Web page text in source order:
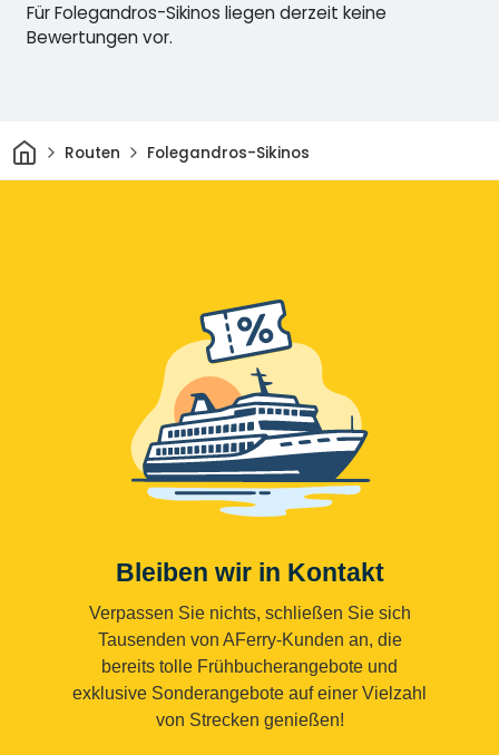
Für Folegandros-Sikinos liegen derzeit keine
Bewertungen vor.
HeimRouten Folegandros-Sikinos
Bleiben wir in Kontakt
Verpassen Sie nichts, schließen Sie sich
Tausenden von AFerry-Kunden an, die
bereits tolle Frühbucherangebote und
exklusive Sonderangebote auf einer Vielzahl
von Strecken genießen!